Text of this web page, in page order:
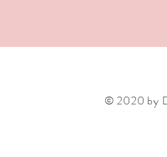
© 2020 by